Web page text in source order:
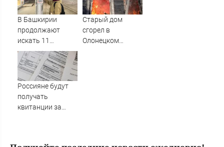
08/08/2026 –
Новости
из Черепаново
В Башкирии
продолжают
искать 11
пропавших без
вести
Старый дом
сгорел в
Олонецком
Россияне будут
получать
квитанции за